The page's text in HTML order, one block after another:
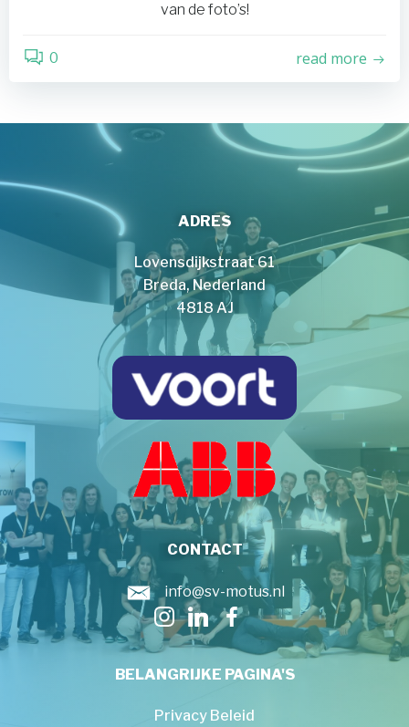
van de foto’s!
0 read more
ADRES
Lovensdijkstraat 61
Breda, Nederland
4818 AJ
CONTACT
info@sv-motus.nl
BELANGRIJKE PAGINA'S
Privacy Beleid